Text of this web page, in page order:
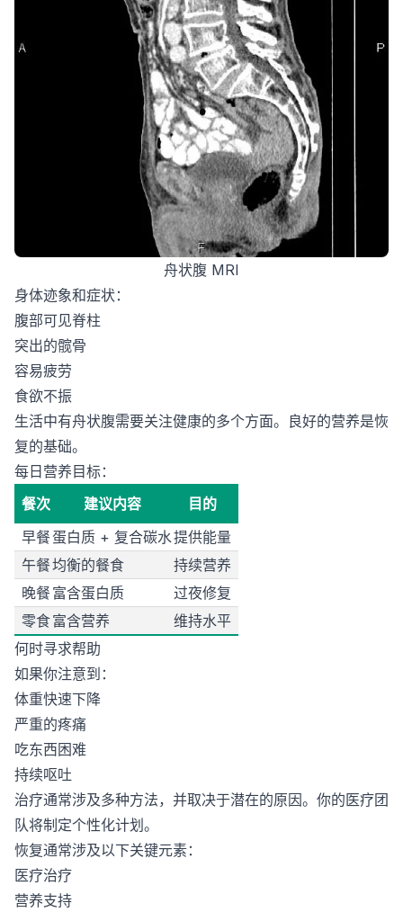
舟状腹 MRI
身体迹象和症状：
腹部可见脊柱
突出的髋骨
容易疲劳
食欲不振
生活中有舟状腹需要关注健康的多个方面。良好的营养是恢
复的基础。
每日营养目标：
餐次
建议内容
目的
早餐蛋白质 + 复合碳水提供能量
午餐均衡的餐食
持续营养
晚餐富含蛋白质
过夜修复
零食富含营养
维持水平
何时寻求帮助
如果你注意到：
体重快速下降
严重的疼痛
吃东西困难
持续呕吐
治疗通常涉及多种方法，并取决于潜在的原因。你的医疗团
队将制定个性化计划。
恢复通常涉及以下关键元素：
医疗治疗
营养支持